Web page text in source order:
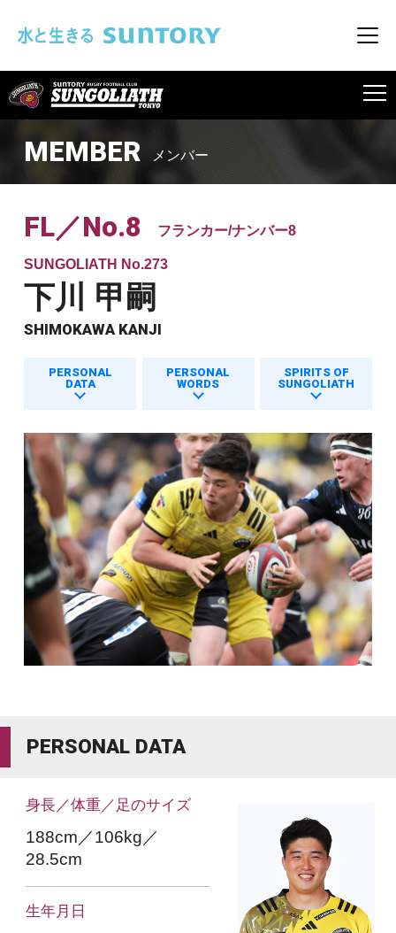
メ
MEMBER メンバー
FL／No.8 フランカー/ナンバー8
SUNGOLIATH No.273
下川 甲嗣
SHIMOKAWA KANJI
PERSONAL
DATA
PERSONAL
WORDS
SPIRITS OF
SUNGOLIATH
PERSONAL DATA
身長／体重／足のサイズ
188cm／106kg／
28.5cm
生年月日